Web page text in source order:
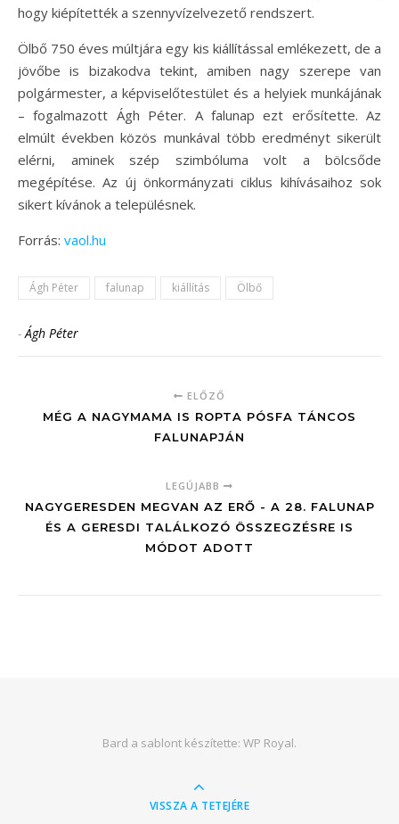
hogy kiépítették a szennyvízelvezető rendszert.
Ölbő 750 éves múltjára egy kis kiállítással emlékezett, de a
jövőbe is bizakodva tekint, amiben nagy szerepe van
polgármester, a képviselőtestület és a helyiek munkájának
– fogalmazott Ágh Péter. A falunap ezt erősítette. Az
elmúlt években közös munkával több eredményt sikerült
elérni, aminek szép szimbóluma volt a bölcsőde
megépítése. Az új önkormányzati ciklus kihívásaihoz sok
sikert kívánok a településnek.
Forrás: vaol.hu
Ágh Péter falunap kiállítás Ölbő
-Ágh Péter
ELŐZŐ
MÉG A NAGYMAMA IS ROPTA PÓSFA TÁNCOS
FALUNAPJÁN
LEGÚJABB
NAGYGERESDEN MEGVAN AZ ERŐ - A 28. FALUNAP
ÉS A GERESDI TALÁLKOZÓ ÖSSZEGZÉSRE IS
MÓDOT ADOTT
Bard a sablont készítette: WP Royal.
VISSZA A TETEJÉRE